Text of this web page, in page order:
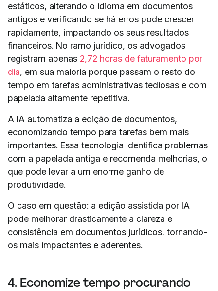
estáticos, alterando o idioma em documentos
antigos e verificando se há erros pode crescer
rapidamente, impactando os seus resultados
financeiros. No ramo jurídico, os advogados
registram apenas 2,72 horas de faturamento ​​por
dia, em sua maioria porque passam o resto do
tempo em tarefas administrativas tediosas e com
papelada altamente repetitiva.
A IA automatiza a edição de documentos,
economizando tempo para tarefas bem mais
importantes. Essa tecnologia identifica problemas
com a papelada antiga e recomenda melhorias, o
que pode levar a um enorme ganho de
produtividade.
O caso em questão: a edição assistida por IA
pode melhorar drasticamente a clareza e
consistência em documentos jurídicos, tornando-
os mais impactantes e aderentes.
4. Economize tempo procurando